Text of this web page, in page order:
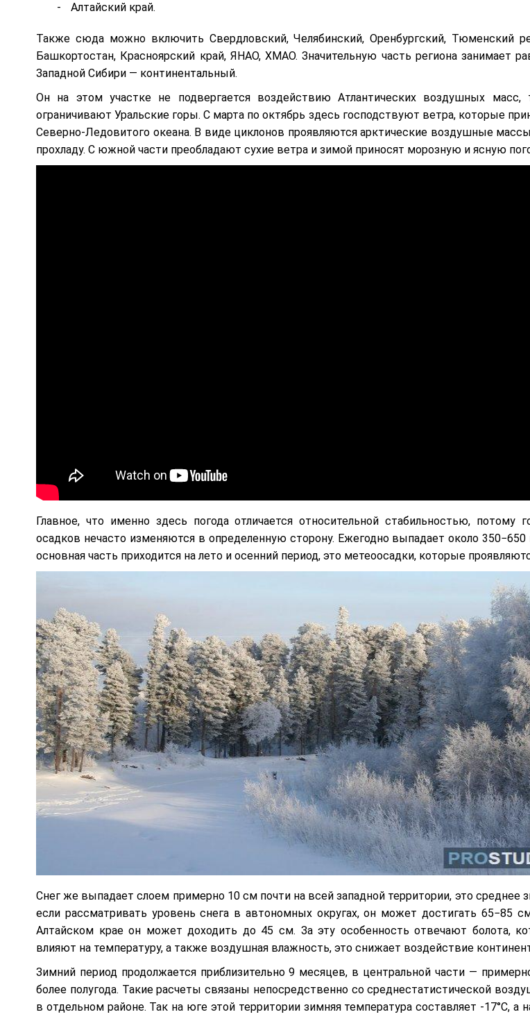
Алтайский край.
Также сюда можно включить Свердловский, Челябинский, Оренбургский, Тюменский
Башкортостан, Красноярский край, ЯНАО, ХМАО. Значительную часть региона занимает
Западной Сибири — континентальный.
Он на этом участке не подвергается воздействию Атлантических воздушных масс,
ограничивают Уральские горы. С марта по октябрь здесь господствуют ветра, которые
Северно-Ледовитого океана. В виде циклонов проявляются арктические воздушные
прохладу. С южной части преобладают сухие ветра и зимой приносят морозную и ясную
Главное, что именно здесь погода отличается относительной стабильностью, потому
осадков нечасто изменяются в определенную сторону. Ежегодно выпадает около
основная часть приходится на лето и осенний период, это метеоосадки, которые
Снег же выпадает слоем примерно 10 см почти на всей западной территории, это среднее
если рассматривать уровень снега в автономных округах, он может достигать 65−85
Алтайском крае он может доходить до 45 см. За эту особенность отвечают болота,
влияют на температуру, а также воздушная влажность, это снижает воздействие
Зимний период продолжается приблизительно 9 месяцев, в центральной части —
более полугода. Такие расчеты связаны непосредственно со среднестатистической
в отдельном районе. Так на юге этой территории зимняя температура составляет -17°C, а